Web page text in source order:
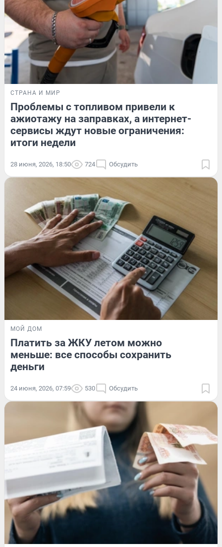
СТРАНА И МИР
Проблемы с топливом привели к
ажиотажу на заправках, а интернет-
сервисы ждут новые ограничения:
итоги недели
28 июня, 2026, 18:50 724 Обсудить
МОЙ ДОМ
Платить за ЖКУ летом можно
меньше: все способы сохранить
деньги
24 июня, 2026, 07:59 530 Обсудить